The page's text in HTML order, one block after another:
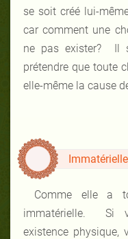
se soit créé lui-
car comment une
ne pas exister? Il
prétendre que toute
elle-même la cause
Comme elle a
immatérielle. Si
existence physique,